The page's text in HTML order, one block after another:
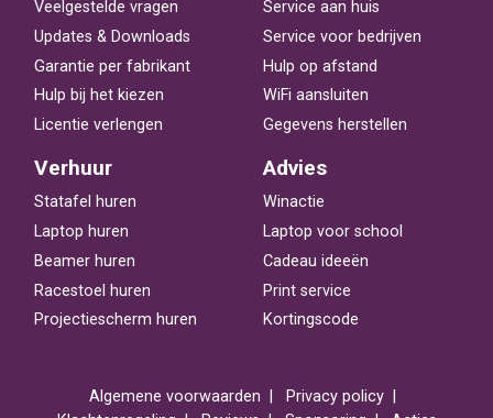
Veelgestelde vragen
Updates & Downloads
Garantie per fabrikant
Hulp bij het kiezen
Licentie verlengen
Service aan huis
Service voor bedrijven
Hulp op afstand
WiFi aansluiten
Gegevens herstellen
Verhuur
Statafel huren
Laptop huren
Beamer huren
Racestoel huren
Projectiescherm huren
Advies
Winactie
Laptop voor school
Cadeau ideeën
Print service
Kortingscode
Algemene voorwaarden
Privacy policy